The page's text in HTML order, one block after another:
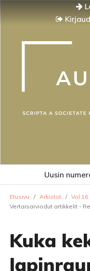
Uusin
Etusivu / Arkistot / Vol 16
Vertaisarviodut artikkelit -
Kuka